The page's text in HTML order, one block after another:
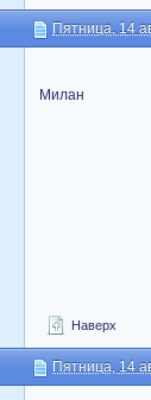
Пятница, 14
Милан
Наверх
Пятница, 14